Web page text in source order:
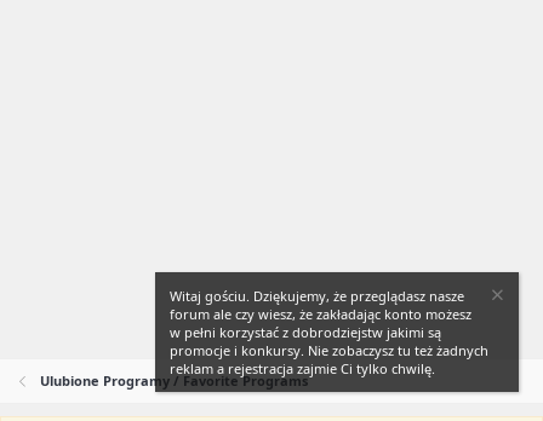
Ulubione Programy / Favorite Programs
Witaj gościu. Dziękujemy, że przeglądasz nasze
forum ale czy wiesz, że zakładając konto możesz
w pełni korzystać z dobrodziejstw jakimi są
promocje i konkursy. Nie zobaczysz tu też żadnych
reklam a rejestracja zajmie Ci tylko chwilę.